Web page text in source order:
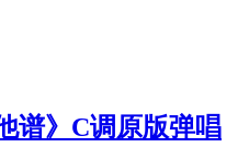
谱》C调原版弹唱